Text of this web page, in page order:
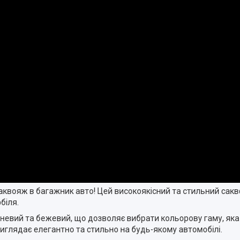
в багажник авто! Цей високоякісний та стильний
та бежевий, що дозволяє вибрати кольорову гаму,
елегантно та стильно на будь-якому автомобілі.